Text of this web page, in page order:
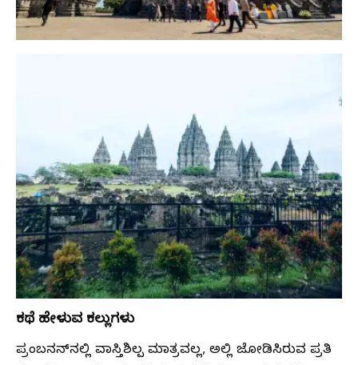
ಕಥೆ ಹೇಳುವ ಕಲ್ಲುಗಳು
ಪ್ರಂಬನನ್‌ನಲ್ಲಿ ವಾಸ್ತಿಶಿಲ್ಪ ಮಾತ್ರವಲ್ಲ, ಅಲ್ಲಿ ಜೋಡಿಸಿರುವ ಪ್ರತಿ